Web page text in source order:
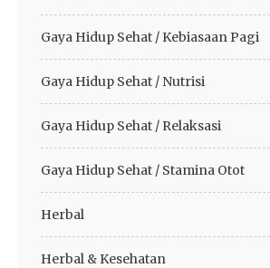
Gaya Hidup Sehat / Kebiasaan Pagi
Gaya Hidup Sehat / Nutrisi
Gaya Hidup Sehat / Relaksasi
Gaya Hidup Sehat / Stamina Otot
Herbal
Herbal & Kesehatan